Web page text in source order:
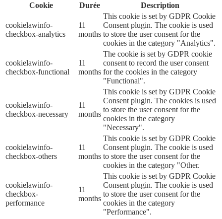
Cookie
Durée Description
cookielawinfo-
checkbox-analytics
11
months
This cookie is set by GDPR Cookie
Consent plugin. The cookie is used
to store the user consent for the
cookies in the category "Analytics".
cookielawinfo-
checkbox-functional
11
months
The cookie is set by GDPR cookie
consent to record the user consent
for the cookies in the category
"Functional".
cookielawinfo-
checkbox-necessary
11
months
This cookie is set by GDPR Cookie
Consent plugin. The cookies is used
to store the user consent for the
cookies in the category
"Necessary".
cookielawinfo-
checkbox-others
11
months
This cookie is set by GDPR Cookie
Consent plugin. The cookie is used
to store the user consent for the
cookies in the category "Other.
cookielawinfo-
checkbox-
performance
11
months
This cookie is set by GDPR Cookie
Consent plugin. The cookie is used
to store the user consent for the
cookies in the category
"Performance".